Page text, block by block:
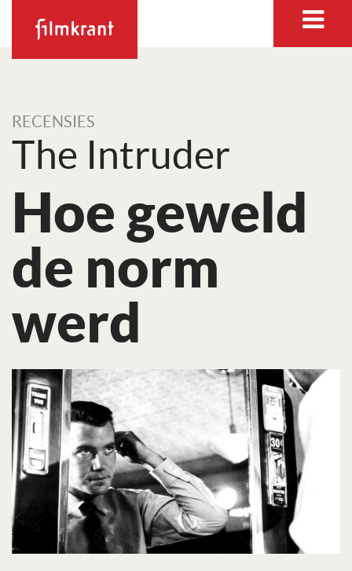
RECENSIES
The Intruder
Hoe geweld
de norm
werd